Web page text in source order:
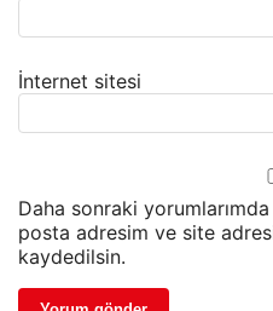
İnternet sitesi
Daha sonraki yorumlarımda
posta adresim ve site
kaydedilsin.